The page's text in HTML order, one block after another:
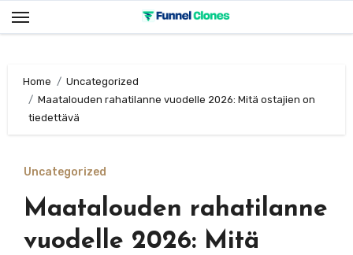
Skip
to
Home
Uncategorized
Maatalouden rahatilanne vuodelle 2026: Mitä ostajien on
tiedettävä
Uncategorized
Maatalouden rahatilanne
vuodelle 2026: Mitä